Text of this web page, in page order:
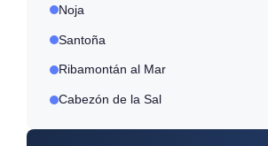
Noja
Santoña
Ribamontán al Mar
Cabezón de la Sal